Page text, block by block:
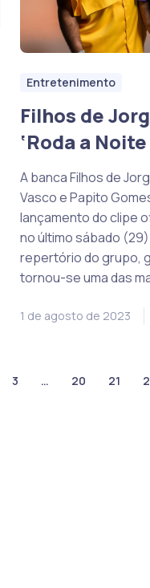
Entretenimento
Filhos de
‘Roda a Noite
A banca Filhos de
Vasco e Papito
lançamento do clipe
no último sábado
repertório do grupo,
tornou-se uma das
1 de agosto de 2023
3 … 20 21